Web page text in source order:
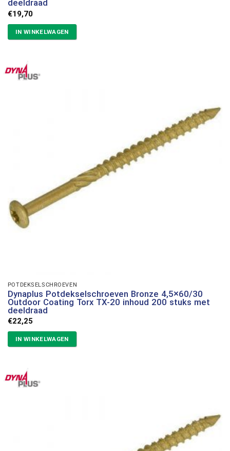
deeldraad
€19,70
IN WINKELWAGEN
POTDEKSELSCHROEVEN
Dynaplus Potdekselschroeven Bronze 4,5×60/30
Outdoor Coating Torx TX-20 inhoud 200 stuks met
deeldraad
€22,25
IN WINKELWAGEN